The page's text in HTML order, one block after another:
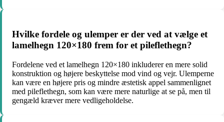
Hvilke fordele og ulemper er der ved at vælge et
lamelhegn 120×180 frem for et pileflethegn?
Fordelene ved et lamelhegn 120×180 inkluderer en mere solid
konstruktion og højere beskyttelse mod vind og vejr. Ulemperne
kan være en højere pris og mindre æstetisk appel sammenlignet
med pileflethegn, som kan være mere naturlige at se på, men til
gengæld kræver mere vedligeholdelse.